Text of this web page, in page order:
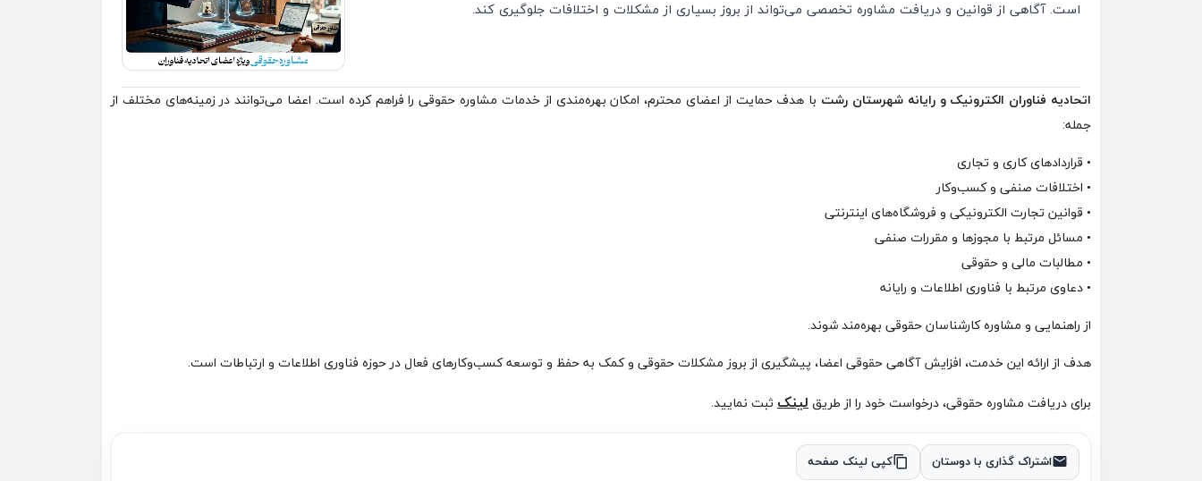
است. آگاهی از قوانین و دریافت مشاوره تخصصی می‌تواند از بروز بسیاری از مشکلات و اختلافات جلوگیری کند.
اتحادیه فناوران الکترونیک و رایانه شهرستان رشت با هدف حمایت از اعضای محترم، امکان بهره‌مندی از خدمات مشاوره حقوقی را فراهم کرده است. اعضا می‌توانند در زمینه‌های مختلف از
جمله:
• قراردادهای کاری و تجاری
• اختلافات صنفی و کسب‌وکار
• قوانین تجارت الکترونیکی و فروشگاه‌های اینترنتی
• مسائل مرتبط با مجوزها و مقررات صنفی
• مطالبات مالی و حقوقی
• دعاوی مرتبط با فناوری اطلاعات و رایانه
از راهنمایی و مشاوره کارشناسان حقوقی بهره‌مند شوند.
هدف از ارائه این خدمت، افزایش آگاهی حقوقی اعضا، پیشگیری از بروز مشکلات حقوقی و کمک به حفظ و توسعه کسب‌وکارهای فعال در حوزه فناوری اطلاعات و ارتباطات است.
برای دریافت مشاوره حقوقی، درخواست خود را از طریقلینک ثبت نمایید.
اشتراک گذاری با دوستان کپی لینک صفحه